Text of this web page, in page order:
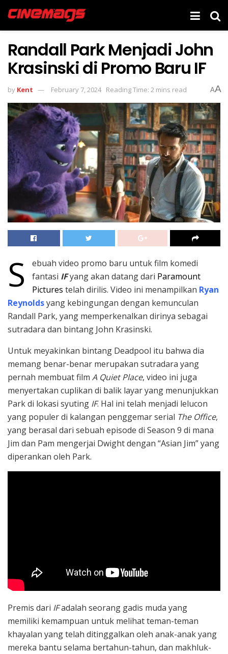
Randall Park Menjadi John
Krasinski di Promo Baru IF
by Kent February 7, 2024 Reading Time: 2 mins read AA
S
ebuah video promo baru untuk film komedi
fantasi IFyang akan datang dari Paramount
Pictures telah dirilis. Video ini menampilkan Ryan
Reynoldsyang kebingungan dengan kemunculan
Randall Park, yang memperkenalkan dirinya sebagai
sutradara dan bintang John Krasinski.
Untuk meyakinkan bintang Deadpool itu bahwa dia
memang benar-benar merupakan sutradara yang
pernah membuat film A Quiet Place, video ini juga
menyertakan cuplikan di balik layar yang menunjukkan
Park di lokasi syuting IF. Hal ini telah menjadi lelucon
yang populer di kalangan penggemar serial The Office,
yang berasal dari sebuah episode di Season 9 di mana
Jim dan Pam mengerjai Dwight dengan “Asian Jim” yang
diperankan oleh Park.
Premis dari IFadalah seorang gadis muda yang
memiliki kemampuan untuk melihat teman-teman
khayalan yang telah ditinggalkan oleh anak-anak yang
mereka bantu selama bertahun-tahun, dan makhluk-